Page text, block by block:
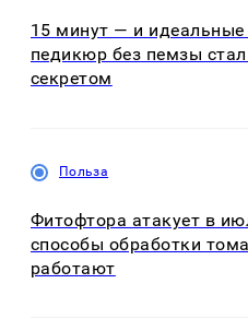
15 минут — и идеальные
педикюр без пемзы
секретом
Польза
Фитофтора атакует в
способы обработки
работают